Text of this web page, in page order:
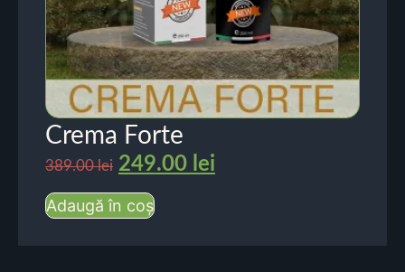
Crema Forte
389.00lei 249.00 lei
Adaugă în coș